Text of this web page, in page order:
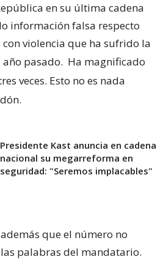
en su última cadena
información falsa respecto
violencia que ha sufrido la
pasado. Ha magnificado
veces. Esto no es nada
Presidente Kast anuncia en cadena
nacional su megarreforma en
seguridad: "Seremos implacables"
que el número no
palabras del mandatario.